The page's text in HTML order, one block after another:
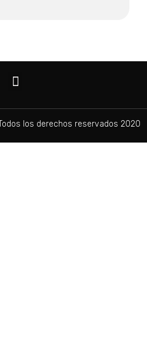
los derechos reservados 2020